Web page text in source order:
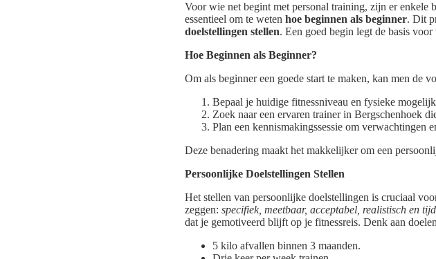
Voor wie net begint met personal training, zijn er enkele
essentieel om te weten hoe beginnen als beginner. Dit
doelstellingen stellen. Een goed begin legt de basis
Hoe Beginnen als Beginner?
Om als beginner een goede start te maken, kan men de
Bepaal je huidige fitnessniveau en fysieke
Zoek naar een ervaren trainer in Bergschenhoek
Plan een kennismakingssessie om verwachtingen
Deze benadering maakt het makkelijker om een
Persoonlijke Doelstellingen Stellen
Het stellen van persoonlijke doelstellingen is cruciaal
zeggen: specifiek, meetbaar, acceptabel, realistisch en
dat je gemotiveerd blijft op je fitnessreis. Denk aan
5 kilo afvallen binnen 3 maanden.